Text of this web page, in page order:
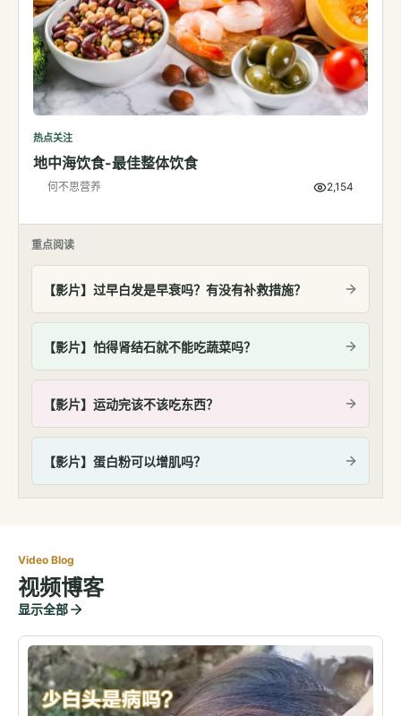
热点关注
地中海饮食-最佳整体饮食
何不思营养 2,154
重点阅读
【影片】过早白发是早衰吗？有没有补救措施？
【影片】怕得肾结石就不能吃蔬菜吗？
【影片】运动完该不该吃东西？
【影片】蛋白粉可以增肌吗？
Video Blog
视频博客
显示全部